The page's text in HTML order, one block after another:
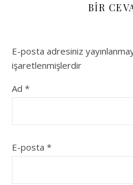
BIR
E-posta adresiniz
işaretlenmişlerdir
Ad *
E-posta *